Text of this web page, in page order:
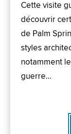
Cette visite
découvrir
de Palm
styles
notamment
guerre…